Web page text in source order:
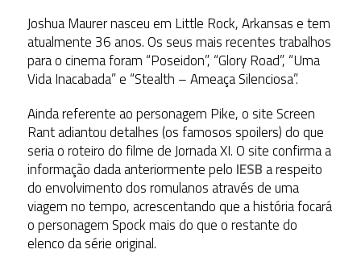
Joshua Maurer nasceu em Little Rock, Arkansas e tem
atualmente 36 anos. Os seus mais recentes trabalhos
para o cinema foram “Poseidon”, “Glory Road”, “Uma
Vida Inacabada” e “Stealth – Ameaça Silenciosa”.
Ainda referente ao personagem Pike, o site Screen
Rant adiantou detalhes (os famosos spoilers) do que
seria o roteiro do filme de Jornada XI. O site confirma a
informação dada anteriormente pelo IESB a respeito
do envolvimento dos romulanos através de uma
viagem no tempo, acrescentando que a história focará
o personagem Spock mais do que o restante do
elenco da série original.